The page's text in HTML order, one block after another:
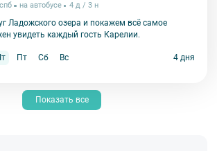
на автобусе 4 д / 3 н
Ладожского озера и покажем всё самое
увидеть каждый гость Карелии.
Пт Сб Вс 4 дня
Показать все